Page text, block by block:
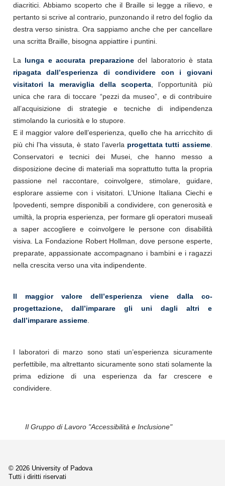
diacritici. Abbiamo scoperto che il Braille si legge a rilievo, e
pertanto si scrive al contrario, punzonando il retro del foglio da
destra verso sinistra. Ora sappiamo anche che per cancellare
una scritta Braille, bisogna appiattire i puntini.
La lunga e accurata preparazionedel laboratorio è stata
ripagata dall’esperienza di condividere con i giovani
visitatori la meraviglia della scoperta , l’opportunità più
unica che rara di toccare “pezzi da museo”, e di contribuire
all’acquisizione di strategie e tecniche di indipendenza
stimolando la curiosità e lo stupore.
E il maggior valore dell’esperienza, quello che ha arricchito di
più chi l’ha vissuta, è stato l’averla progettata tutti assieme.
Conservatori e tecnici dei Musei, che hanno messo a
disposizione decine di materiali ma soprattutto tutta la propria
passione nel raccontare, coinvolgere, stimolare, guidare,
esplorare assieme con i visitatori. L’Unione Italiana Ciechi e
Ipovedenti, sempre disponibili a condividere, con generosità e
umiltà, la propria esperienza, per formare gli operatori museali
a saper accogliere e coinvolgere le persone con disabilità
visiva. La Fondazione Robert Hollman, dove persone esperte,
preparate, appassionate accompagnano i bambini e i ragazzi
nella crescita verso una vita indipendente.
Il maggior valore dell’esperienza viene dalla co-
progettazione, dall’imparare gli uni dagli altri e
dall’imparare assieme.
I laboratori di marzo sono stati un’esperienza sicuramente
perfettibile, ma altrettanto sicuramente sono stati solamente la
prima edizione di una esperienza da far crescere e
condividere.
Il Gruppo di Lavoro "Accessibilità e Inclusione"
© 2026 University of Padova
Tutti i diritti riservati